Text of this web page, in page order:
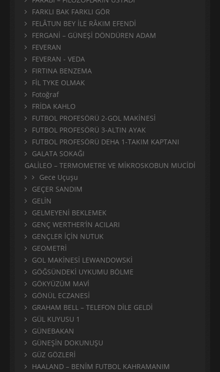
FARKLI BAK FARKLI GÖR
FELÂTUN BEY İLE RÂKIM EFENDİ
FERGANİ – GÜNEŞİ DÖNDÜREN ADAM
FEVERAN
FEVERAN - VEDA
FIRTINA BENZEMA
FİL TYKE OLMAK
Fotoğraf
FRİDA KAHLO
FUTBOL PROFESÖRÜ 2-GOL MAKİNESİ
FUTBOL PROFESÖRÜ 3-ALTIN AYAK
FUTBOL PROFESÖRÜ DEHA 1-TAKIM KAPTANI
GALATA SOKAĞI
GALİLEO – TERMOMETRE VE MİKROSKOBUN MUCİDİ
Gece Uçuşu
GEÇER SANDIM
GELİN
GELMEYENİ BEKLEMEK
GENÇ WERTHER’İN ACILARI
GENÇLER İÇİN NUTUK
GEOMETRİ
GOL MAKİNESİ LEWANDOWSKİ
GÖĞSÜNDEKİ UYKUMU BÖLME
GÖKYÜZÜM MAVİ
GÖNÜL ECZANESİ
GRAHAM BELL – TELEFON DİLE GELDİ
GÜL KUYUSU 1
GÜNEBAKAN
GÜNEŞİN DOKUNUŞU
GÜZ GÖZLERİ
HAALAND – BENİM FUTBOL KAHRAMANIM